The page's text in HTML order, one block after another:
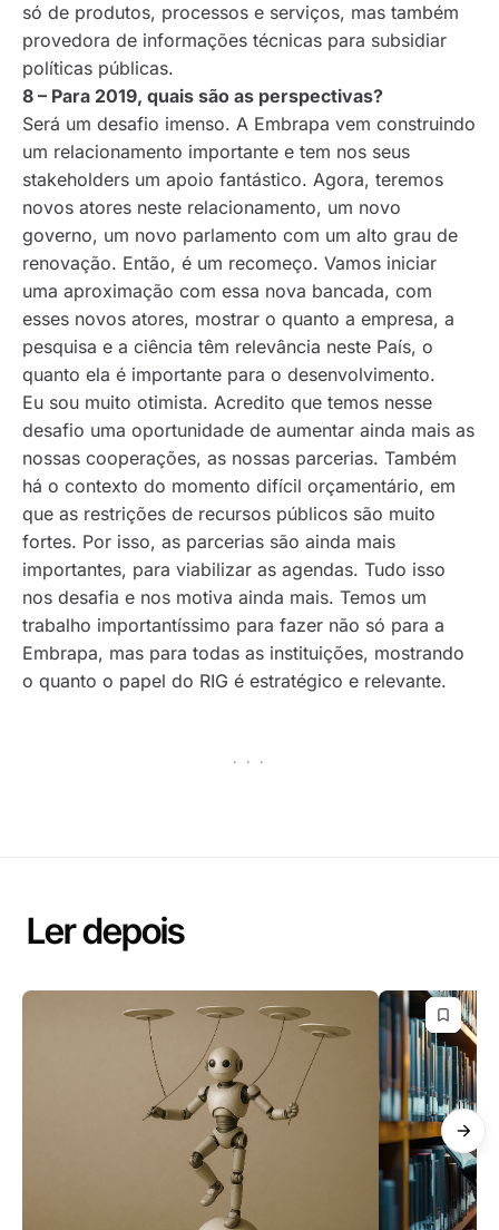
só de produtos, processos e serviços, mas também
provedora de informações técnicas para subsidiar
políticas públicas.
8 – Para 2019, quais são as perspectivas?
Será um desafio imenso. A Embrapa vem construindo
um relacionamento importante e tem nos seus
stakeholders um apoio fantástico. Agora, teremos
novos atores neste relacionamento, um novo
governo, um novo parlamento com um alto grau de
renovação. Então, é um recomeço. Vamos iniciar
uma aproximação com essa nova bancada, com
esses novos atores, mostrar o quanto a empresa, a
pesquisa e a ciência têm relevância neste País, o
quanto ela é importante para o desenvolvimento.
Eu sou muito otimista. Acredito que temos nesse
desafio uma oportunidade de aumentar ainda mais as
nossas cooperações, as nossas parcerias. Também
há o contexto do momento difícil orçamentário, em
que as restrições de recursos públicos são muito
fortes. Por isso, as parcerias são ainda mais
importantes, para viabilizar as agendas. Tudo isso
nos desafia e nos motiva ainda mais. Temos um
trabalho importantíssimo para fazer não só para a
Embrapa, mas para todas as instituições, mostrando
o quanto o papel do RIG é estratégico e relevante.
· · ·
Ler depois